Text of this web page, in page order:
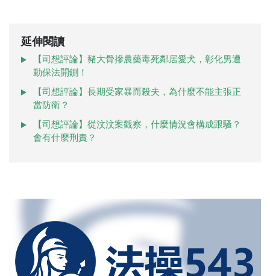
延伸閱讀
【司想評論】豬大骨摻農藥毒死鄰居愛犬，彰化男遭
動保法開鍘！
【司想評論】長期受家暴而殺夫，為什麼不能主張正
當防衛？
【司想評論】從汶汶案觀察，什麼情況會構成跟騷？
會有什麼刑責？